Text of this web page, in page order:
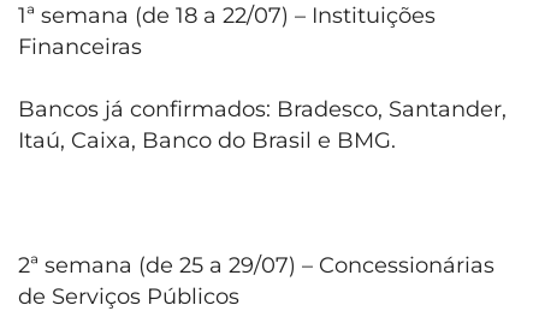
1ª semana (de 18 a 22/07) – Instituições
Financeiras
Bancos já confirmados: Bradesco, Santander,
Itaú, Caixa, Banco do Brasil e BMG.
2ª semana (de 25 a 29/07) – Concessionárias
de Serviços Públicos